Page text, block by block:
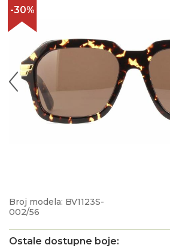
-30%
Broj modela: BV1123S-
002/56
Ostale dostupne boje: